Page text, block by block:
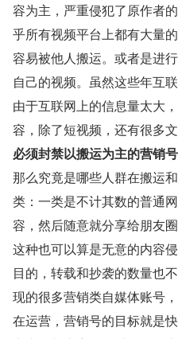
容为主，严重侵犯了原作者
乎所有视频平台上都有大量
容易被他人搬运。或者是进
自己的视频。虽然这些年互
由于互联网上的信息量太大
容，除了短视频，还有很多文
必须封禁以搬运为主的营销号
那么究竟是哪些人群在搬运
类：一类是不计其数的普通
容，然后随意就分享给朋友
这种也可以算是无意的内容
目的，转载和抄袭的数量也
现的很多营销类自媒体账号
在运营，营销号的目标就是